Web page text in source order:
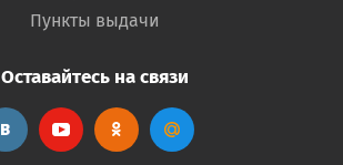
Пункты выдачи
Оставайтесь на связи